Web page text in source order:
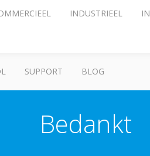
INDUSTRIEEL
SUPPORT BLOG
Bedankt